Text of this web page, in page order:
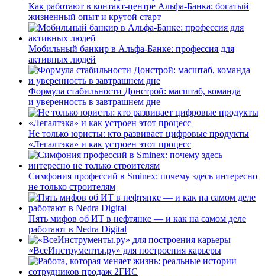
Как работают в контакт-центре Альфа-Банка: богатый
жизненный опыт и крутой старт
Мобильный банкир в Альфа-Банке: профессия для
активных людей
Формула стабильности Донстрой: масштаб, команда
и уверенность в завтрашнем дне
Не только юристы: кто развивает цифровые продукты
«Легалтэка» и как устроен этот процесс
Симфония профессий в Sminex: почему здесь интересно
не только строителям
Пять мифов об ИТ в нефтянке — и как на самом деле
работают в Nedra Digital
«ВсеИнструменты.ру» для построения карьеры